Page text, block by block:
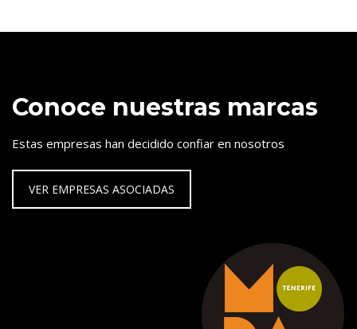
Conoce nuestras marcas
Estas empresas han decidido confiar en nosotros
VER EMPRESAS ASOCIADAS